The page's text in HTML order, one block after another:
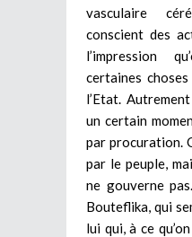
vasculaire
conscient des
l’impression
certaines
l’Etat.
un certain
par procuration.
par le peuple,
ne gouverne
Bouteflika, qui
lui qui, à ce